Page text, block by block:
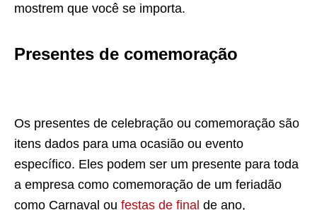
mostrem que você se importa.
Presentes de comemoração
Os presentes de celebração ou comemoração são
itens dados para uma ocasião ou evento
específico. Eles podem ser um presente para toda
a empresa como comemoração de um feriadão
como Carnaval ou festas de final de ano,